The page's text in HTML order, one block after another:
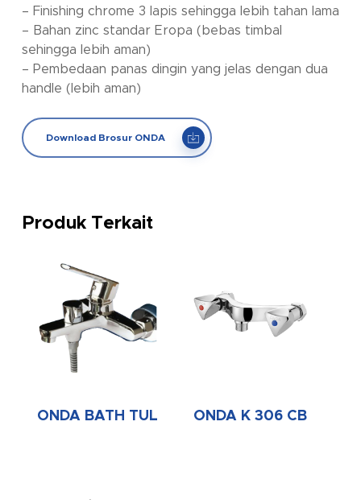
– Finishing chrome 3 lapis sehingga lebih tahan lama
– Bahan zinc standar Eropa (bebas timbal
sehingga lebih aman)
– Pembedaan panas dingin yang jelas dengan dua
handle (lebih aman)
Download Brosur ONDA
Produk Terkait
ONDA BATH TUL ONDA K 306 CB